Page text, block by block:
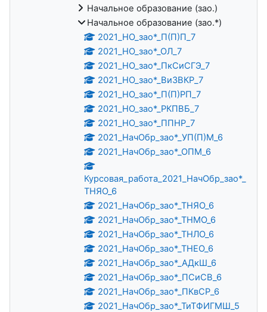
Начальное образование (зао.)
Начальное образование (зао.*)
2021_НО_зао*_П(П)П_7
2021_НО_зао*_ОЛ_7
2021_НО_зао*_ПкСиСГЭ_7
2021_НО_зао*_ВиЗВКР_7
2021_НО_зао*_П(П)РП_7
2021_НО_зао*_РКПВБ_7
2021_НО_зао*_ППНР_7
2021_НачОбр_зао*_УП(П)М_6
2021_НачОбр_зао*_ОПМ_6
Курсовая_работа_2021_НачОбр_зао*_
ТНЯО_6
2021_НачОбр_зао*_ТНЯО_6
2021_НачОбр_зао*_ТНМО_6
2021_НачОбр_зао*_ТНЛО_6
2021_НачОбр_зао*_ТНЕО_6
2021_НачОбр_зао*_АДкШ_6
2021_НачОбр_зао*_ПСиСВ_6
2021_НачОбр_зао*_ПКвСР_6
2021_НачОбр_зао*_ТиТФИГМШ_5